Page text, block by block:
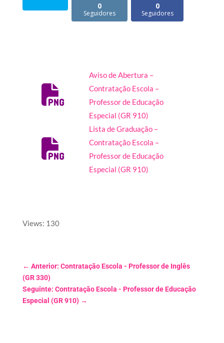
0
Seguidores
0
Seguidores
Aviso de Abertura –
Contratação Escola –
Professor de Educação
Especial (GR 910)
Lista de Graduação –
Contratação Escola –
Professor de Educação
Especial (GR 910)
Views: 130
← Anterior: Contratação Escola - Professor de Inglês
(GR 330)
Seguinte: Contratação Escola - Professor de Educação
Especial (GR 910)→